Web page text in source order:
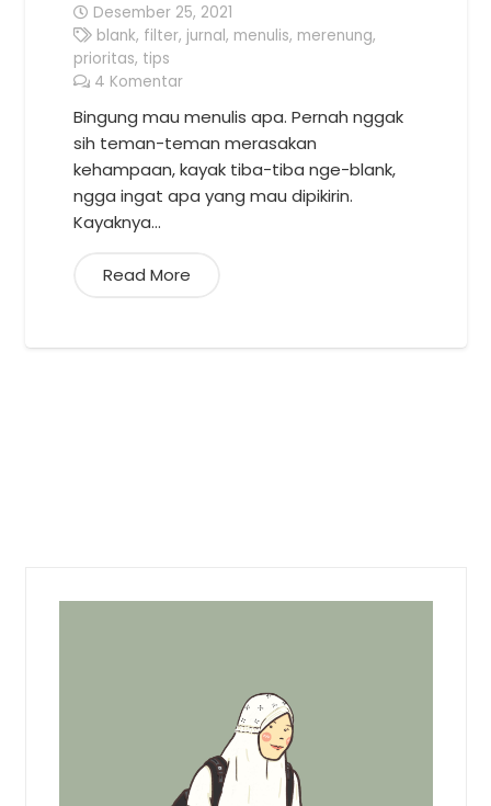
Desember 25, 2021
blank, filter, jurnal, menulis, merenung,
prioritas, tips
4 Komentar
Bingung mau menulis apa. Pernah nggak
sih teman-teman merasakan
kehampaan, kayak tiba-tiba nge-blank,
ngga ingat apa yang mau dipikirin.
Kayaknya…
Read More